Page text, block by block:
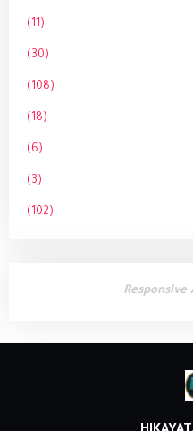
(11)
(30)
(108)
(18)
(6)
(3)
(102)